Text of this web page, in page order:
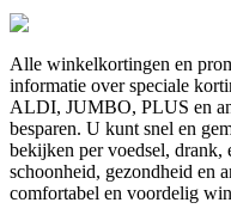
Alle winkelkortingen en
informatie over speciale
ALDI, JUMBO, PLUS en
besparen. U kunt snel en
bekijken per voedsel, drank,
schoonheid, gezondheid en
comfortabel en voordelig